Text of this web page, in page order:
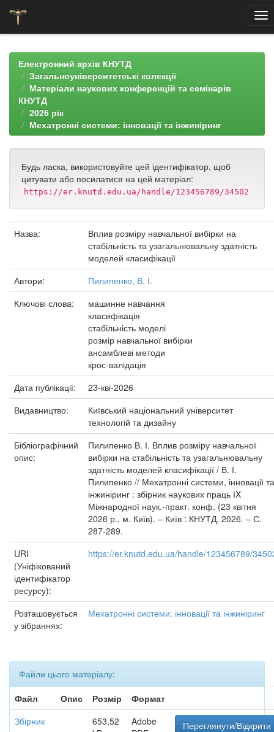
navigationЕлектронний архів КНУТД
Загальноуніверситетські колекції
Матеріали наукових конференцій та семінарів
КНУТД
2026 рік
Мехатронні системи: інновації та інжиніринг
Будь ласка, використовуйте цей ідентифікатор, щоб
цитувати або посилатися на цей матеріал:
https://er.knutd.edu.ua/handle/123456789/34502
Назва:
Вплив розміру навчальної вибірки на
стабільність та узагальнювальну здатність
моделей класифікації
Автори:
Пилипенко, В. І.
Ключові слова:
машинне навчання
класифікація
стабільність моделі
розмір навчальної вибірки
ансамблеві методи
крос-валідація
Дата публікації:
23-кві-2026
Видавництво:
Київський національний університет
технологій та дизайну
Бібліографічний
опис:
Пилипенко В. І. Вплив розміру навчальної
вибірки на стабільність та узагальнювальну
здатність моделей класифікації / В. І.
Пилипенко // Мехатронні системи, інновації та
інжиніринг : збірник наукових праць ІX
Міжнародної наук.-практ. конф. (23 квітня
2026 р., м. Київ). – Київ : КНУТД, 2026. – С.
287-289.
URI
(Уніфікований
ідентифікатор
ресурсу):
https://er.knutd.edu.ua/handle/123456789/
Розташовується
у зібраннях:
Мехатронні системи: інновації та інжиніринг
Файли цього матеріалу:
Файл
Опис Розмір
Формат
Збірник
653,52
Adobe
Переглянути/Відкрити